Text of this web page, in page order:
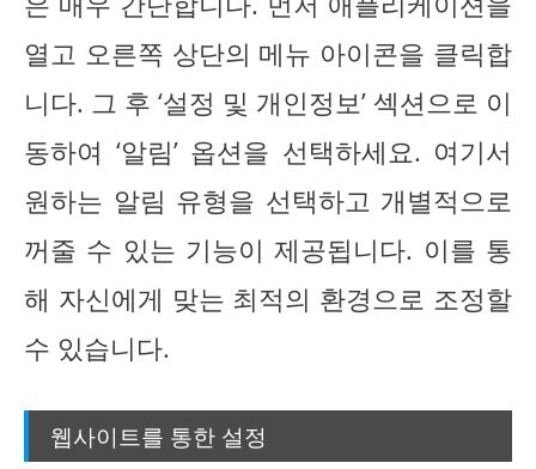
열고 오른쪽 상단의 메뉴 아이콘을 클릭합
니다. 그 후 ‘설정 및 개인정보’ 섹션으로 이
동하여 ‘알림’ 옵션을 선택하세요. 여기서
원하는 알림 유형을 선택하고 개별적으로
꺼줄 수 있는 기능이 제공됩니다. 이를 통
해 자신에게 맞는 최적의 환경으로 조정할
수 있습니다.
웹사이트를 통한 설정